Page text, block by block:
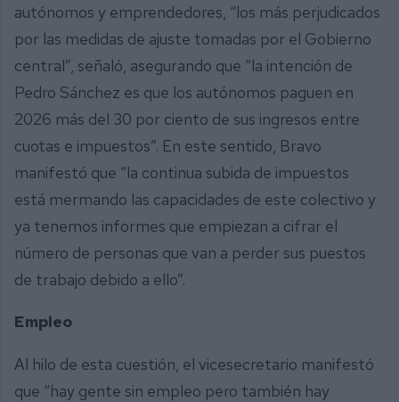
autónomos y emprendedores, “los más perjudicados
por las medidas de ajuste tomadas por el Gobierno
central”, señaló, asegurando que “la intención de
Pedro Sánchez es que los autónomos paguen en
2026 más del 30 por ciento de sus ingresos entre
cuotas e impuestos”. En este sentido, Bravo
manifestó que “la continua subida de impuestos
está mermando las capacidades de este colectivo y
ya tenemos informes que empiezan a cifrar el
número de personas que van a perder sus puestos
de trabajo debido a ello”.
Empleo
Al hilo de esta cuestión, el vicesecretario manifestó
que “hay gente sin empleo pero también hay